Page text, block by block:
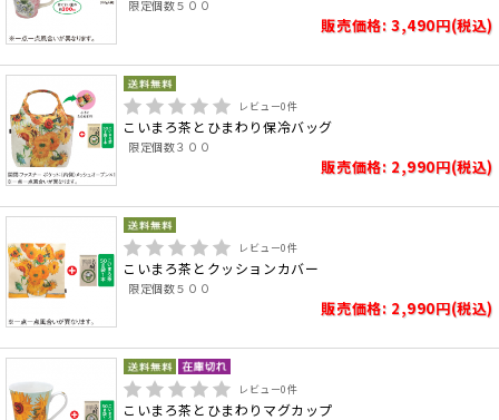
限定個数５００
販売価格: 3,490円(税込)
レビュー0件
こいまろ茶とひまわり保冷バッグ
限定個数３００
販売価格: 2,990円(税込)
レビュー0件
こいまろ茶とクッションカバー
限定個数５００
販売価格: 2,990円(税込)
レビュー0件
こいまろ茶とひまわりマグカップ